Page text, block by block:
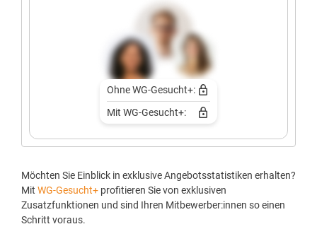
Ohne WG-Gesucht+:
Mit WG-Gesucht+:
Möchten Sie Einblick in exklusive Angebotsstatistiken erhalten?
Mit WG-Gesucht+ profitieren Sie von exklusiven
Zusatzfunktionen und sind Ihren Mitbewerber:innen so einen
Schritt voraus.